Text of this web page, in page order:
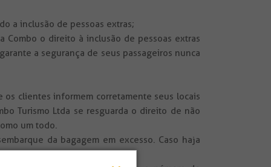
a inclusão de pessoas extras;
Combo o direito à inclusão de pessoas extras
a segurança de seus passageiros nunca
clientes informem corretamente seus locais
Turismo Ltda se resguarda o direito de não
um todo.
da bagagem em excesso. Caso haja